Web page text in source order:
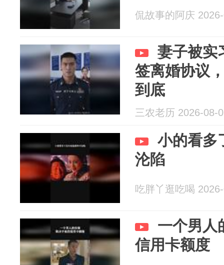
侃故事的阿庆
妻子被实
签离婚协议
到底
三农老历 2026-08-
小的看多
沦陷
吃胖丫逛吃喝
一个男人
信用卡额度